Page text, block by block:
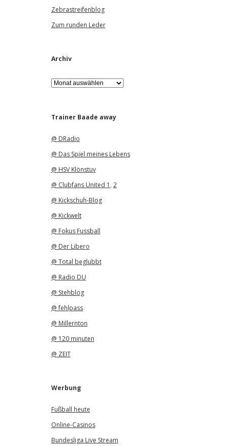
Zebrastreifenblog
Zum runden Leder
Archiv
A
r
iTrainer Baade away
@ DRadio
@ Das Spiel meines Lebens
@ HSV Klönstuv
@ Clubfans United 1 , 2
@ Kickschuh-Blog
@ Kickwelt
@ Fokus Fussball
@ Der Libero
@ Total beglubbt
@ Radio DU
@ Stehblog
@ fehlpass
@ Millernton
@ 120 minuten
@ ZEIT
Werbung
Fußball heute
Online-Casinos
Bundesliga Live Stream